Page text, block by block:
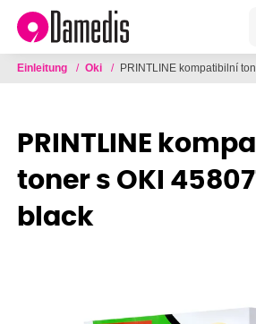
Einleitung / Oki /
PRINTLINE
toner s OKI
black